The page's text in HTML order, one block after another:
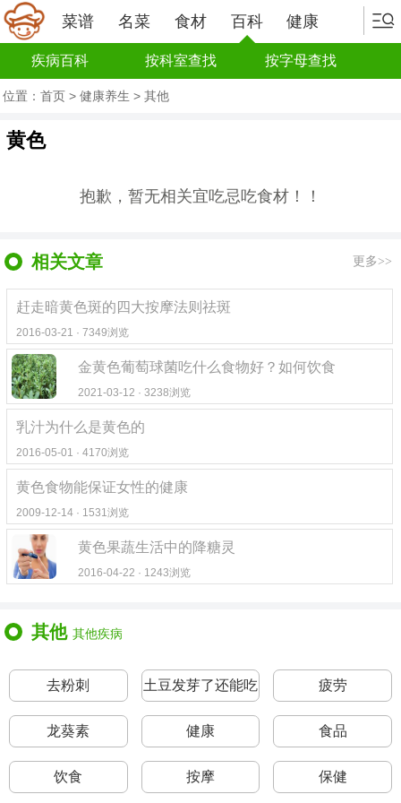
菜谱 名菜 食材 百科 健康
疾病百科 按科室查找 按字母查找
位置： 首页 > 健康养生 > 其他
黄色
抱歉，暂无相关宜吃忌吃食材！！
相关文章 更多>>
赶走暗黄色斑的四大按摩法则祛斑
2016-03-21 · 7349浏览
金黄色葡萄球菌吃什么食物好？如何饮食
2021-03-12 · 3238浏览
乳汁为什么是黄色的
2016-05-01 · 4170浏览
黄色食物能保证女性的健康
2009-12-14 · 1531浏览
黄色果蔬生活中的降糖灵
2016-04-22 · 1243浏览
其他 其他疾病
去粉刺
土豆发芽了还能吃
吗
疲劳
龙葵素 健康 食品
饮食 按摩 保健